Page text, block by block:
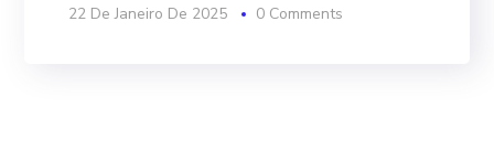
22 De Janeiro De 2025
0 Comments